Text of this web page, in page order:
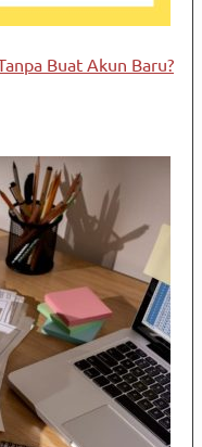
Buat Akun Baru?